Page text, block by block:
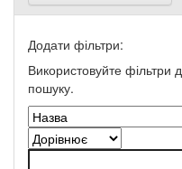
Додати фільтри:
Використовуйте фільтри
пошуку.